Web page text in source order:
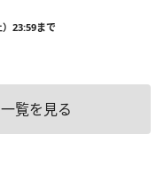
23:59まで
覧を見る